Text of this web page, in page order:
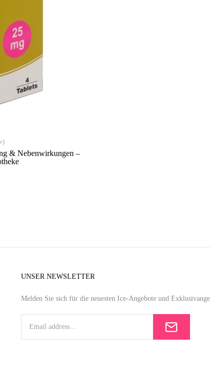
& Nebenwirkungen –
UNSER NEWSLETTER
Melden Sie sich für die neuesten Ice-Angebote und